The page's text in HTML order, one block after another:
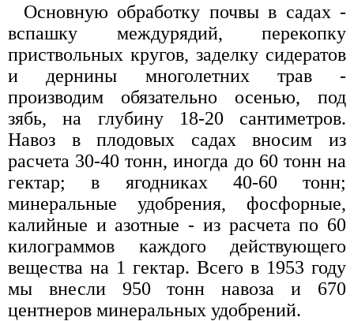
Основную обработку почвы в садах -
вспашку междурядий, перекопку
приствольных кругов, заделку сидератов
и дернины многолетних трав -
производим обязательно осенью, под
зябь, на глубину 18-20 сантиметров.
Навоз в плодовых садах вносим из
расчета 30-40 тонн, иногда до 60 тонн на
гектар; в ягодниках 40-60 тонн;
минеральные удобрения, фосфорные,
калийные и азотные - из расчета по 60
килограммов каждого действующего
вещества на 1 гектар. Всего в 1953 году
мы внесли 950 тонн навоза и 670
центнеров минеральных удобрений.